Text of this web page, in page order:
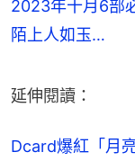
2023年十月6部
陌上人如玉…
延伸閱讀：
Dcard爆紅「月